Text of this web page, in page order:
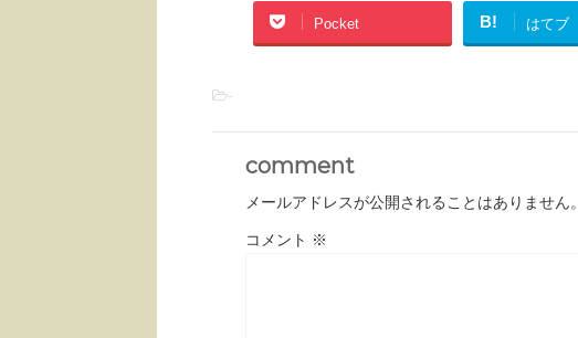
Pocket B! はてブ
-
comment
メールアドレスが公開されることはありません。
コメント ※